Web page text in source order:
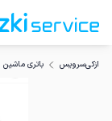
ازکی‌سرویس باتری ماشین